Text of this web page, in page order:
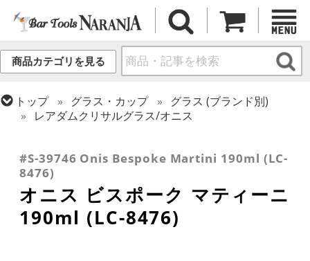
商品カテゴリを見る
トップ グラス・カップ
グラス (ブランド別)
レアダムクリサルグラス/オニス
カクテルグラス (全サイズ)
#S-39746 Onis Bespoke Martini 190ml (LC-
8476)
オニス ビスポーク マティーニ
190ml (LC-8476)